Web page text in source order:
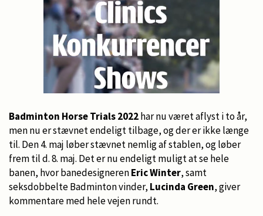
Badminton Horse Trials 2022har nu været aflyst i to år,
men nu er stævnet endeligt tilbage, og der er ikke længe
til. Den 4. maj løber stævnet nemlig af stablen, og løber
frem til d. 8. maj. Det er nu endeligt muligt at se hele
banen, hvor banedesignerenEric Winter, samt
seksdobbelte Badminton vinder, Lucinda Green, giver
kommentare med hele vejen rundt.